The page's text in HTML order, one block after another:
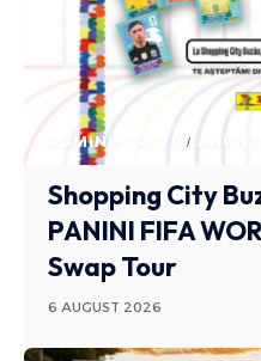
ADMINISTRATIV
Shopping City
PANINI FIFA
Swap Tour
6 AUGUST 2026